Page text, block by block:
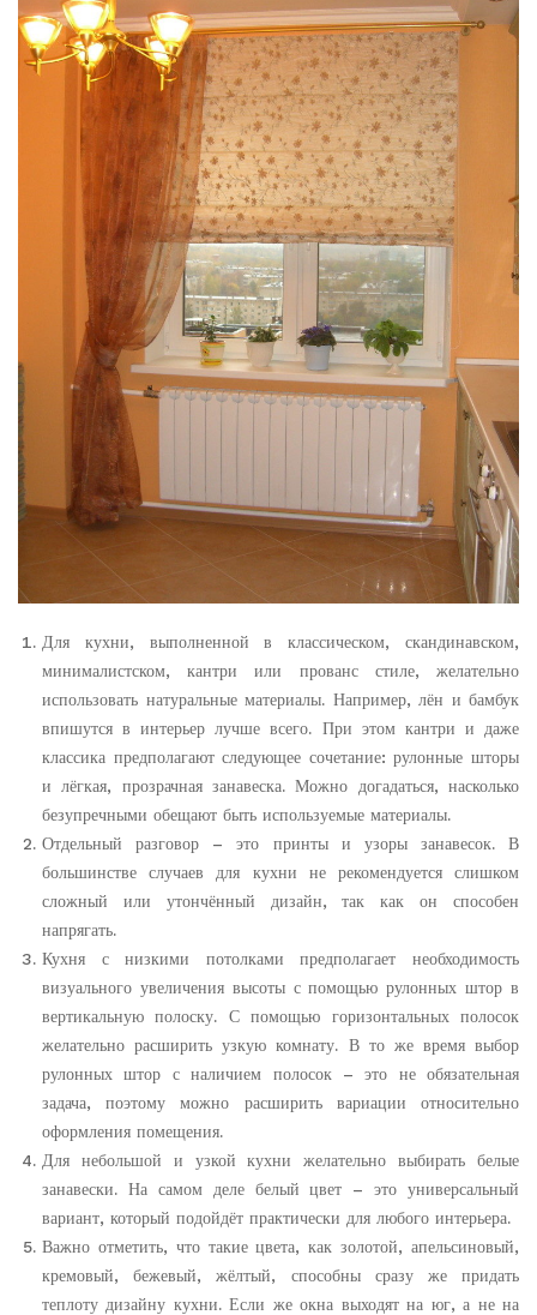
Для кухни, выполненной в классическом, скандинавском,
минималистском, кантри или прованс стиле, желательно
использовать натуральные материалы. Например, лён и бамбук
впишутся в интерьер лучше всего. При этом кантри и даже
классика предполагают следующее сочетание: рулонные шторы
и лёгкая, прозрачная занавеска. Можно догадаться, насколько
безупречными обещают быть используемые материалы.
Отдельный разговор – это принты и узоры занавесок. В
большинстве случаев для кухни не рекомендуется слишком
сложный или утончённый дизайн, так как он способен
напрягать.
Кухня с низкими потолками предполагает необходимость
визуального увеличения высоты с помощью рулонных штор в
вертикальную полоску. С помощью горизонтальных полосок
желательно расширить узкую комнату. В то же время выбор
рулонных штор с наличием полосок – это не обязательная
задача, поэтому можно расширить вариации относительно
оформления помещения.
Для небольшой и узкой кухни желательно выбирать белые
занавески. На самом деле белый цвет – это универсальный
вариант, который подойдёт практически для любого интерьера.
Важно отметить, что такие цвета, как золотой, апельсиновый,
кремовый, бежевый, жёлтый, способны сразу же придать
теплоту дизайну кухни. Если же окна выходят на юг, а не на